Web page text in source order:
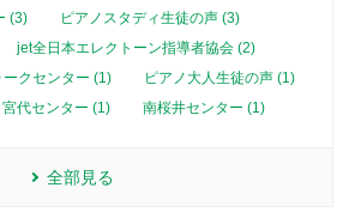
(3)
ピアノスタディ生徒の声 (3)
jet全日本エレクトーン指導者協会 (2)
ークセンター (1)
ピアノ大人生徒の声 (1)
宮代センター (1) 南桜井センター (1)
全部見る